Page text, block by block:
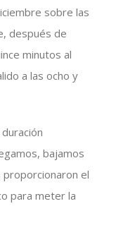
sobre las
después de
minutos al
a las ocho y
bajamos
proporcionaron el
para meter la